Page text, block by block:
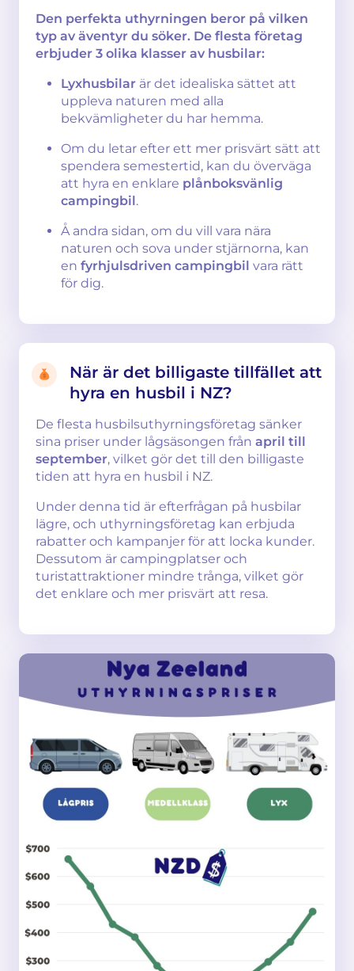
Den perfekta uthyrningen beror på vilken
typ av äventyr du söker. De flesta företag
erbjuder 3 olika klasser av husbilar:
Lyxhusbilar är det idealiska sättet att
uppleva naturen med alla
bekvämligheter du har hemma.
Om du letar efter ett mer prisvärt sätt att
spendera semestertid, kan du överväga
att hyra en enklare plånboksvänlig
campingbil.
Å andra sidan, om du vill vara nära
naturen och sova under stjärnorna, kan
en fyrhjulsdriven campingbil vara rätt
för dig.
När är det billigaste tillfället att
hyra en husbil i NZ?
De flesta husbilsuthyrningsföretag sänker
sina priser under lågsäsongen från april till
september, vilket gör det till den billigaste
tiden att hyra en husbil i NZ.
Under denna tid är efterfrågan på husbilar
lägre, och uthyrningsföretag kan erbjuda
rabatter och kampanjer för att locka kunder.
Dessutom är campingplatser och
turistattraktioner mindre trånga, vilket gör
det enklare och mer prisvärt att resa.